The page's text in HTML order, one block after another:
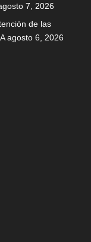
7, 2026
de las
agosto 6, 2026